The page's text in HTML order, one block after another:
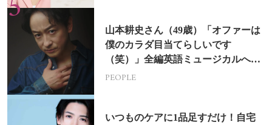
山本耕史さん（49歳）「オファーは
僕のカラダ目当てらしいです
（笑）」全編英語ミュージカルへの
挑戦
PEOPLE
いつものケアに1品足すだけ！自宅